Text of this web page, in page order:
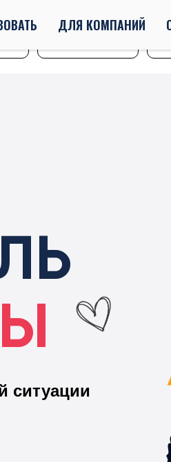
ДЛЯ КОМПАНИЙ
ситуации